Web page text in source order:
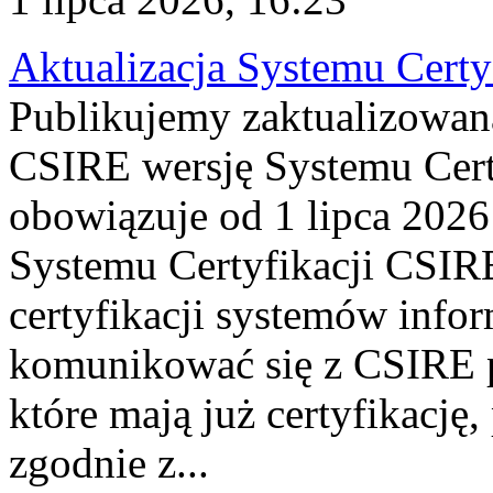
Aktualizacja Systemu
Publikujemy
CSIRE wersję Systemu
obowiązuje od 1 lipca
Systemu Certyfikacji
certyfikacji systemów
komunikować się z
które mają już
zgodnie z...